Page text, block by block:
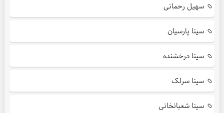
سهیل رحمانی
سینا پارسیان
سینا درخشنده
سینا سرلک
سینا شعبانخانی